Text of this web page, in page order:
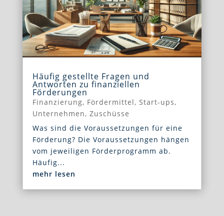
Häufig gestellte Fragen und
Antworten zu finanziellen
Förderungen
Finanzierung, Fördermittel, Start-ups,
Unternehmen, Zuschüsse
Was sind die Voraussetzungen für eine
Förderung? Die Voraussetzungen hängen
vom jeweiligen Förderprogramm ab.
Häufig...
mehr lesen